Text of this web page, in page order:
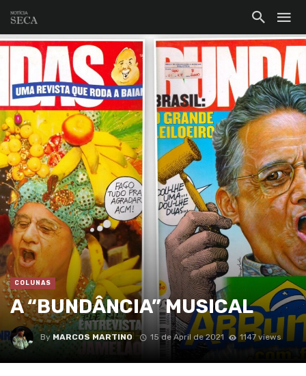
COLUNAS
A “BUNDÂNCIA” MUSICAL
By MARCOS MARTINO 15 de April de 2021 1147 views